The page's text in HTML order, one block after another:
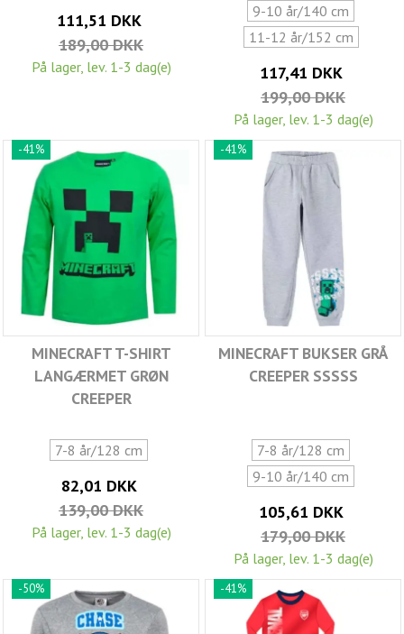
111,51 DKK
189,00 DKK
På lager, lev. 1-3 dag(e)
9-10 år/140 cm
11-12 år/152 cm
117,41 DKK
199,00 DKK
På lager, lev. 1-3 dag(e)
-41%
MINECRAFT T-SHIRT
LANGÆRMET GRØN
CREEPER
7-8 år/128 cm
82,01 DKK
139,00 DKK
På lager, lev. 1-3 dag(e)
-41%
MINECRAFT BUKSER GRÅ
CREEPER SSSSS
7-8 år/128 cm
9-10 år/140 cm
105,61 DKK
179,00 DKK
På lager, lev. 1-3 dag(e)
-50% -41%